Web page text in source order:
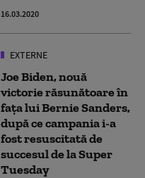
16.03.2020
EXTERNE
Joe Biden, nouă
victorie răsunătoare în
faţa lui Bernie Sanders,
după ce campania i-a
fost resuscitată de
succesul de la Super
Tuesday